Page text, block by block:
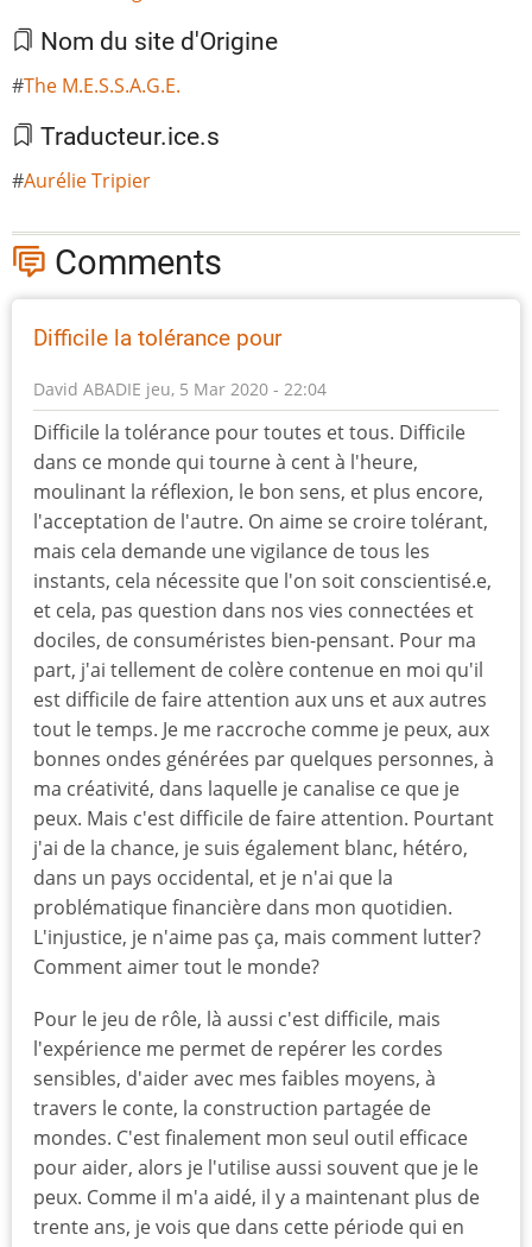
Nom du site d'Origine
The M.E.S.S.A.G.E.
Traducteur.ice.s
Aurélie Tripier
Comments
Difficile la tolérance pour
David ABADIE jeu, 5 Mar 2020 - 22:04
Difficile la tolérance pour toutes et tous. Difficile
dans ce monde qui tourne à cent à l'heure,
moulinant la réflexion, le bon sens, et plus encore,
l'acceptation de l'autre. On aime se croire tolérant,
mais cela demande une vigilance de tous les
instants, cela nécessite que l'on soit conscientisé.e,
et cela, pas question dans nos vies connectées et
dociles, de consuméristes bien-pensant. Pour ma
part, j'ai tellement de colère contenue en moi qu'il
est difficile de faire attention aux uns et aux autres
tout le temps. Je me raccroche comme je peux, aux
bonnes ondes générées par quelques personnes, à
ma créativité, dans laquelle je canalise ce que je
peux. Mais c'est difficile de faire attention. Pourtant
j'ai de la chance, je suis également blanc, hétéro,
dans un pays occidental, et je n'ai que la
problématique financière dans mon quotidien.
L'injustice, je n'aime pas ça, mais comment lutter?
Comment aimer tout le monde?
Pour le jeu de rôle, là aussi c'est difficile, mais
l'expérience me permet de repérer les cordes
sensibles, d'aider avec mes faibles moyens, à
travers le conte, la construction partagée de
mondes. C'est finalement mon seul outil efficace
pour aider, alors je l'utilise aussi souvent que je le
peux. Comme il m'a aidé, il y a maintenant plus de
trente ans, je vois que dans cette période qui en